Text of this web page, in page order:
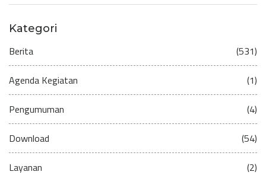
Kategori
Berita (531)
Agenda Kegiatan (1)
Pengumuman (4)
Download (54)
Layanan (2)